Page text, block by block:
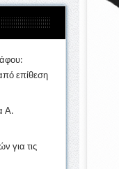
επίθεση
Α.
για τις